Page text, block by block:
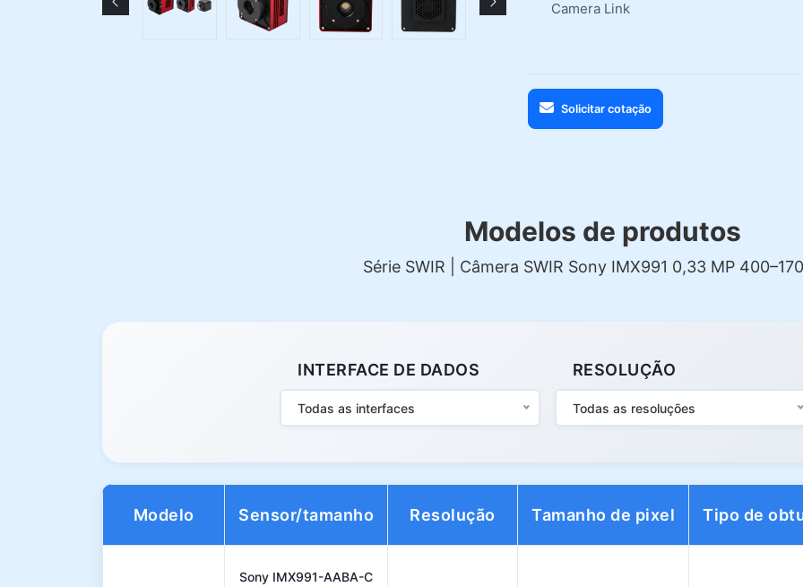
Camera Link
Solicitar cotação
Modelos de produtos
Série SWIR | Câmera SWIR Sony IMX991 0,33 MP
INTERFACE DE DADOS
Todas as interfaces
RESOLUÇÃO
Todas as resoluções
Modelo Sensor/tamanho Resolução Tamanho de pixel Tipo de
Sony IMX991-AABA-C